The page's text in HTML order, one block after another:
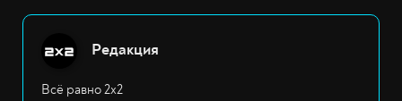
Редакция
Всё равно 2х2